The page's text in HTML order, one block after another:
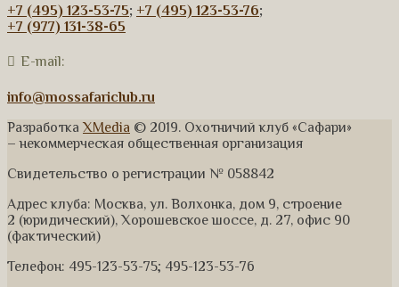
+7 (495) 123-53-75; +7 (495) 123-53-76;
+7 (977) 131-38-65
E-mail:
info@mossafariclub.ru
Разработка XMedia © 2019. Охотничий клуб «Сафари»
– некоммерческая общественная организация
Свидетельство о регистрации № 058842
Адрес клуба: Москва, ул. Волхонка, дом 9, строение
2 (юридический), Хорошевское шоссе, д. 27, офис 90
(фактический)
Телефон: 495-123-53-75; 495-123-53-76